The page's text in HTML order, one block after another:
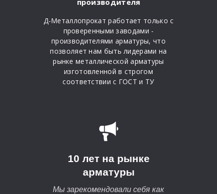
производителя
Д-Металлопрокат работает только с
проверенными заводами -
производителями арматуры, что
позволяет нам быть лидерами на
рынке металлической арматуры
изготовленной в строгом
соответствии с ГОСТ и ТУ
10 лет на рынке
арматуры
Мы зарекомендовали себя как